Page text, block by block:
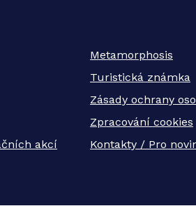
akcí
Metamorphosis
Turistická známka
Zásady ochrany
Zpracování cookies
Kontakty / Pro